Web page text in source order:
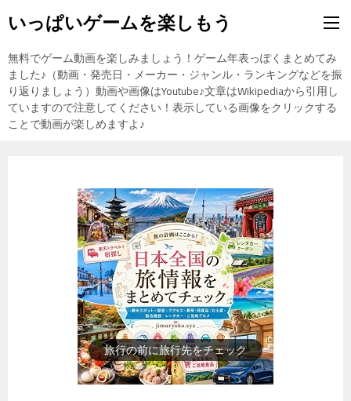
いっぱいゲームを楽しもう
無料でゲーム動画を楽しみましょう！ゲーム年表っぽくまとめてみ
ました♪（動画・発売日・メーカー・ジャンル・ランキングなどを振
り返りましょう）動画や画像はYoutube♪文章はWikipediaから引用し
ていますので注意してください！表示している画像をクリックする
ことで動画が楽しめますよ♪
歴史上の人物を動画で勉強